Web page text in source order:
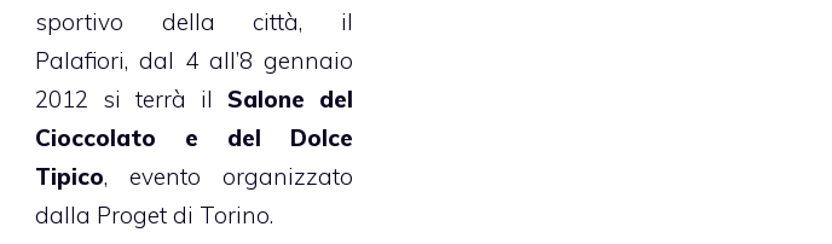
sportivo della città, il
Palafiori, dal 4 all’8 gennaio
2012 si terrà ilSalone del
Cioccolato e del Dolce
Tipico, evento organizzato
dalla Proget di Torino.